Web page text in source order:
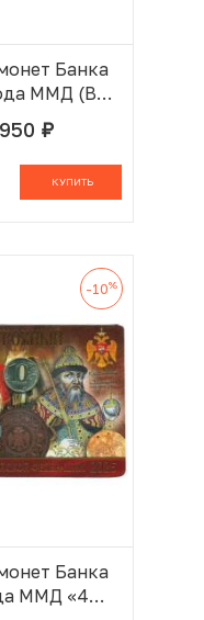
Банка
ММД (В
руб.
КУПИТЬ
-10%
Банка
ММД «495